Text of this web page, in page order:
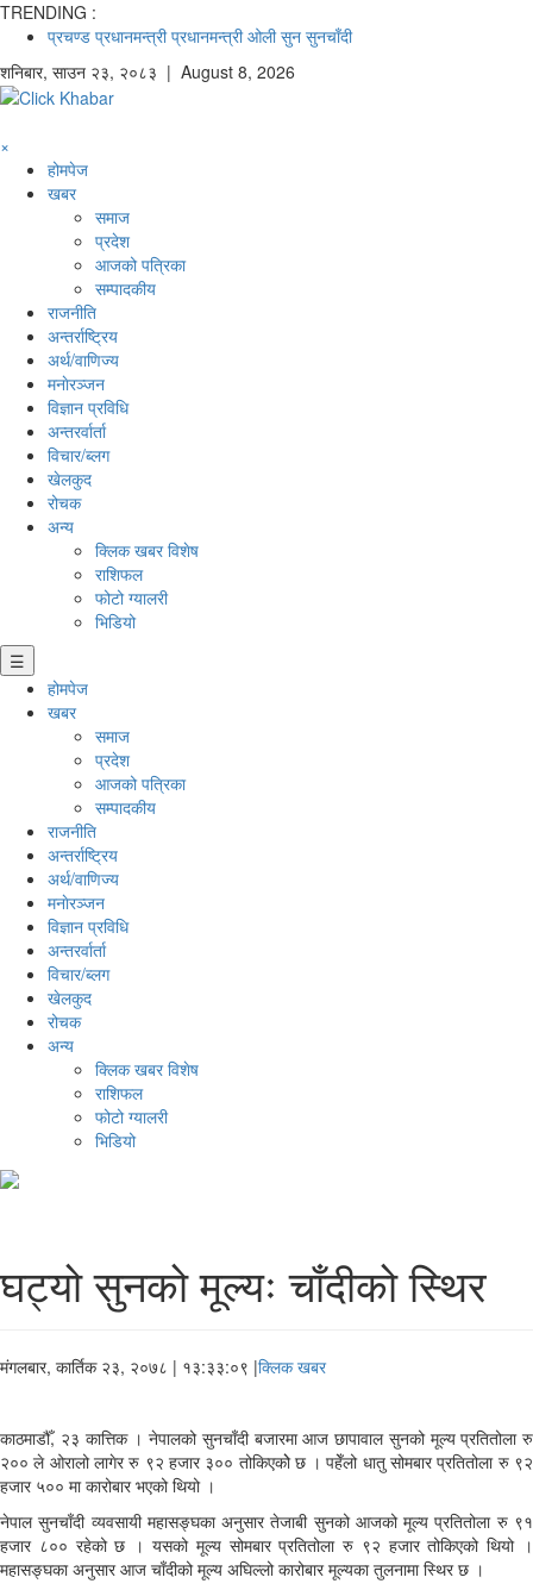
TRENDING :
प्रचण्ड प्रधानमन्त्री प्रधानमन्त्री ओली सुन सुनचाँदी
शनिबार, साउन २३, २०८३ | August 8, 2026
×
होमपेज
खबर
समाज
प्रदेश
आजको पत्रिका
सम्पादकीय
राजनीति
अन्तर्राष्ट्रिय
अर्थ/वाणिज्य
मनाेरञ्जन
विज्ञान प्रविधि
अन्तरर्वार्ता
विचार/ब्लग
खेलकुद
रोचक
अन्य
क्लिक खबर विशेष
राशिफल
फोटो ग्यालरी
भिडियो
☰
होमपेज
खबर
समाज
प्रदेश
आजको पत्रिका
सम्पादकीय
राजनीति
अन्तर्राष्ट्रिय
अर्थ/वाणिज्य
मनाेरञ्जन
विज्ञान प्रविधि
अन्तरर्वार्ता
विचार/ब्लग
खेलकुद
रोचक
अन्य
क्लिक खबर विशेष
राशिफल
फोटो ग्यालरी
भिडियो
घट्यो सुनको मूल्यः चाँदीको स्थिर
मंगलबार, कार्तिक २३, २०७८ | १३:३३:०९ |क्लिक खबर
काठमाडौँ, २३ कात्तिक । नेपालको सुनचाँदी बजारमा आज छापावाल सुनको मूल्य प्रतितोला रु
२०० ले ओरालो लागेर रु ९२ हजार ३०० तोकिएकोे छ । पहेँलो धातु सोमबार प्रतितोला रु ९२
हजार ५०० मा कारोबार भएको थियो ।
नेपाल सुनचाँदी व्यवसायी महासङ्घका अनुसार तेजाबी सुनको आजको मूल्य प्रतितोला रु ९१
हजार ८०० रहेको छ । यसको मूल्य सोमबार प्रतितोला रु ९२ हजार तोकिएको थियो ।
महासङ्घका अनुसार आज चाँदीको मूल्य अघिल्लो कारोबार मूल्यका तुलनामा स्थिर छ ।